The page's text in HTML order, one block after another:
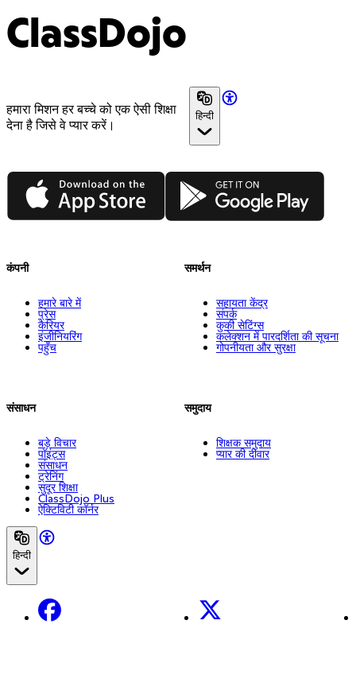
ClassDojo
हमारा मिशन हर बच्चे को एक ऐसी शिक्षा
देना है जिसे वे प्यार करें।
हिन्दी
App Store Google Play
कंपनी
हमारे बारे में
प्रेस
कैरियर
इंजीनियरिंग
पहुँच
संसाधन
बड़े विचार
पॉइंट्स
संसाधन
ट्रेनिंग
सुदूर शिक्षा
ClassDojo Plus
ऐक्टिविटी कॉर्नर
समर्थन
सहायता केंद्र
संपर्क
कुकी सेटिंग्स
कलेक्शन में पारदर्शिता की सूचना
गोपनीयता और सुरक्षा
समुदाय
शिक्षक समुदाय
प्यार की दीवार
हिन्दी
Facebook X